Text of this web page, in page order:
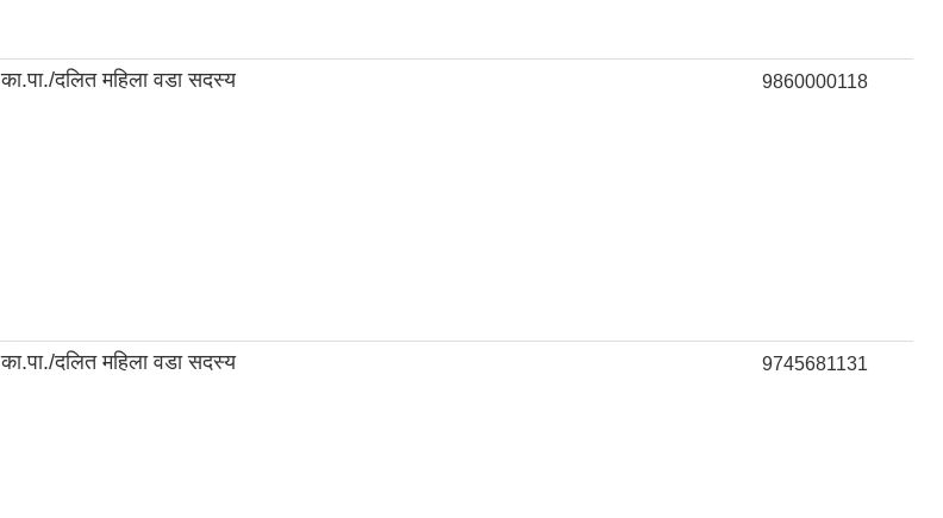
का.पा./दलित महिला वडा सदस्य 9860000118
का.पा./दलित महिला वडा सदस्य 9745681131